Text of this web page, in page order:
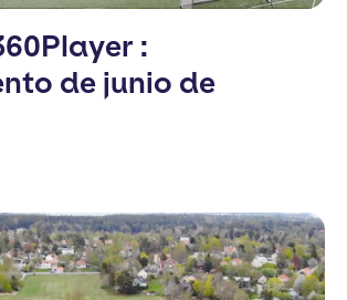
:
de junio de